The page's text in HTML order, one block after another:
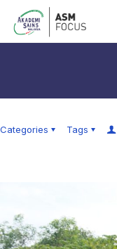
Categories Tags